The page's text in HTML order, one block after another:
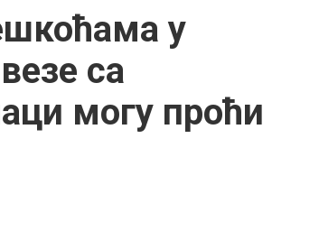
у
са
могу проћи